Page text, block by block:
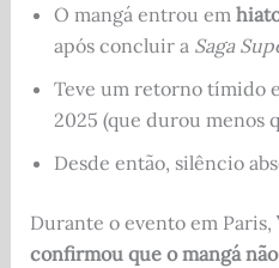
O mangá entrou em
após concluir a Saga
Teve um retorno tímido
2025 (que durou menos
Desde então, silêncio
Durante o evento em Paris,
confirmou que o mangá